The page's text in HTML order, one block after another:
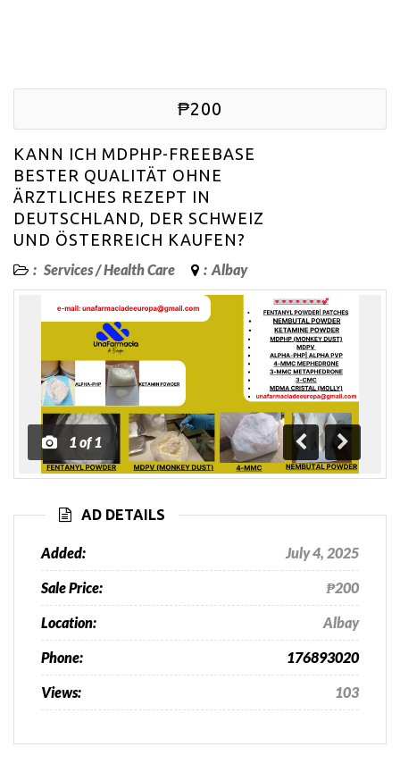
₱200
KANN ICH MDPHP-FREEBASE
BESTER QUALITÄT OHNE
ÄRZTLICHES REZEPT IN
DEUTSCHLAND, DER SCHWEIZ
UND ÖSTERREICH KAUFEN?
: Services/Health Care : Albay
1of 1
Previous
Next
AD DETAILS
Added: July 4, 2025
Sale Price: ₱200
Location: Albay
Phone: 176893020
Views: 103